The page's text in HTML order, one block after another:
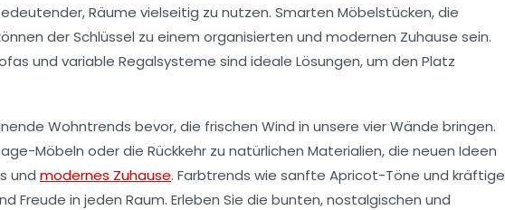
Räume vielseitig zu nutzen. Smarten Möbelstücken, die
der Schlüssel zu einem organisierten und modernen Zuhause sein.
und variable Regalsysteme sind ideale Lösungen, um den Platz
Wohntrends bevor, die frischen Wind in unsere vier Wände bringen.
Möbeln oder die Rückkehr zu natürlichen Materialien, die neuen Ideen
und modernes Zuhause. Farbtrends wie sanfte Apricot-Töne und kräftige
Freude in jeden Raum. Erleben Sie die bunten, nostalgischen und